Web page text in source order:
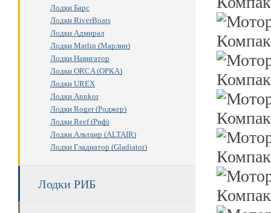
Лодки Барс
Лодки RiverBoats
Лодки Адмирал
Лодки Marlin (Марлин)
Лодки Навигатор
Лодки ORCA (ОРКА)
Лодки UREX
Лодки Annkor
Лодки Roger (Роджер)
Лодки Reef (Риф)
Лодки Альтаир (ALTAIR)
Лодки Гладиатор (Gladiator)
Лодки РИБ